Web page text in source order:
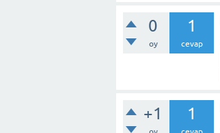
0
oy
1
cevap
+1 1